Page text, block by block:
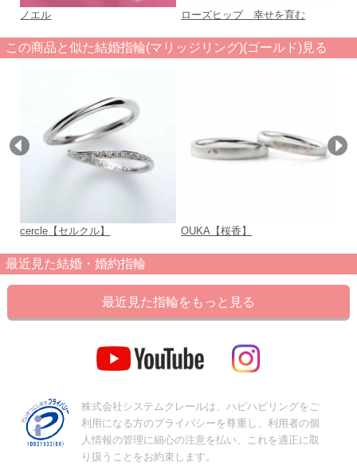
ノエル ローズヒップ 幸せを育む
この商品と似た結婚指輪(マリッジリング)(ゴールド)見る
cercle【セルクル】 OUKA【桜香】
最近見た結婚・婚約指輪
最近見た指輪をもっと見る
株式会社システムクレールは、ハピハピリングをご
利用になる方のプライバシーを尊重し、利用者の個
人情報の管理に細心の注意を払い、これを適正に取
り扱うことをお約束します。